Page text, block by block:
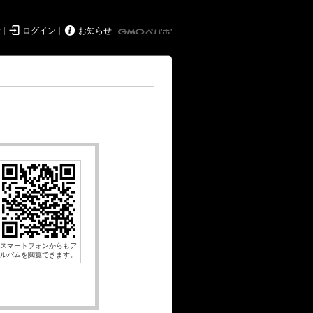
 ログイン  お知らせ
スマートフォンからもア
ルバムを閲覧できます。